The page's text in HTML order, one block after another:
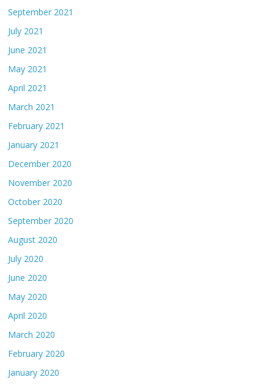
September 2021
July 2021
June 2021
May 2021
April 2021
March 2021
February 2021
January 2021
December 2020
November 2020
October 2020
September 2020
August 2020
July 2020
June 2020
May 2020
April 2020
March 2020
February 2020
January 2020